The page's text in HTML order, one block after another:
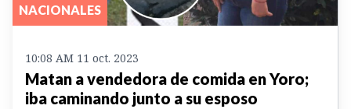
NACIONALES
10:08 AM 11 oct. 2023
Matan a vendedora de comida en Yoro;
iba caminando junto a su esposo